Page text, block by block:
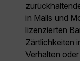
in Malls und
lizenzierten
Zärtlichkeiten
Verhalten